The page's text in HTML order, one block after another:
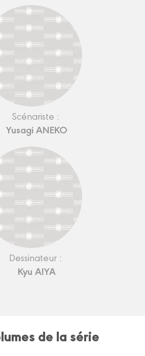
Scénariste :
Yusagi ANEKO
Dessinateur :
Kyu AIYA
de la série